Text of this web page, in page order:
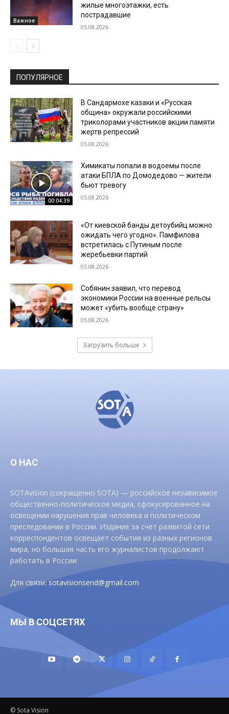
Важное
жилые многоэтажки, есть
пострадавшие
05.08.2026
ПОПУЛЯРНОЕ
В Сандармохе казаки и «Русская
община» окружали российскими
триколорами участников акции памяти
жертв репрессий
05.08.2026
00:04:39
Химикаты попали в водоемы после
атаки БПЛА по Домодедово — жители
бьют тревогу
05.08.2026
«От киевской банды детоубийц можно
ожидать чего угодно». Памфилова
встретилась с Путиным после
жеребьевки партий
05.08.2026
Собянин заявил, что перевод
экономики России на военные рельсы
может «убить вообще страну»
05.08.2026
Загрузить больше
О НАС
SOTAvision (сокращенно SOTA) — российское независимое
общественно-политическое медиа, сфокусированное на
освещении нарушения прав человека и политическом
преследовании в России. Издание за счет развитой сети
корреспондентов освещает события из разных регионов
мира, но большая часть его журналистов продолжают
работать в России.
Для связи:sotavisionsend@gmail.com
МЫ В СОЦСЕТЯХ
© Sota Vision